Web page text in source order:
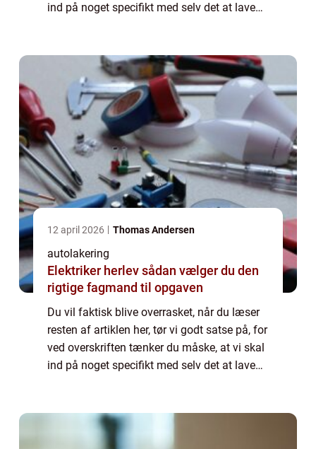
ind på noget specifikt med selv det at lave
12 april 2026 Thomas Andersen
autolakering
Elektriker herlev sådan vælger du den
rigtige fagmand til opgaven
Du vil faktisk blive overrasket, når du læser
resten af artiklen her, tør vi godt satse på, for
ved overskriften tænker du måske, at vi skal
ind på noget specifikt med selv det at lave